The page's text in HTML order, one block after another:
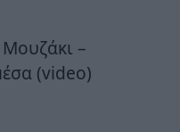
–
(video)